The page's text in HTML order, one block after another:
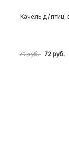
Качель д/птиц,
132 руб. 119 руб.